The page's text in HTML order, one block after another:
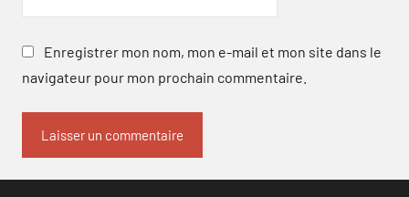
Enregistrer mon nom, mon e-mail et mon site dans le
navigateur pour mon prochain commentaire.